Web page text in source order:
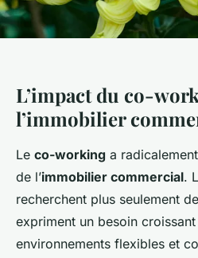
L’impact du co-
l’immobilier
Le co-working a
de l’immobilier commercial.
recherchent plus seulement
expriment un besoin
environnements flexibles et